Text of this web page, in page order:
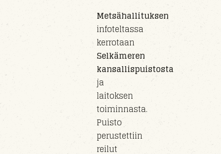
Metsähallituksen
infoteltassa
kerrotaan
Selkämeren
kansallispuistosta
ja
laitoksen
toiminnasta.
Puisto
perustettiin
reilut